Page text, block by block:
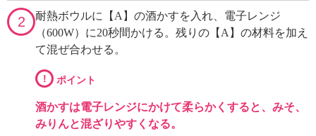
2
耐熱ボウルに【A】の酒かすを入れ、電子レンジ
（600W）に20秒間かける。残りの【A】の材料を加え
て混ぜ合わせる。
! ポイント
酒かすは電子レンジにかけて柔らかくすると、みそ、
みりんと混ざりやすくなる。